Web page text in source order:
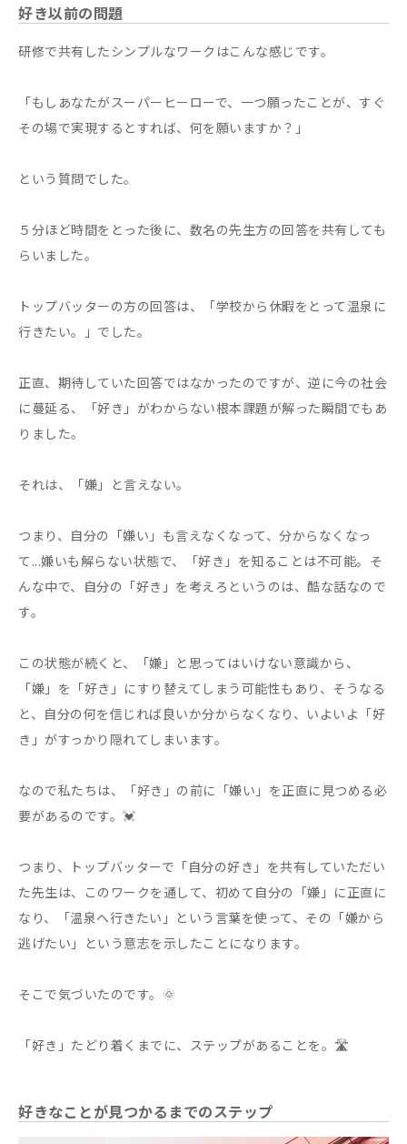
好き以前の問題
研修で共有したシンプルなワークはこんな感じです。
「もしあなたがスーパーヒーローで、一つ願ったことが、すぐ
その場で実現するとすれば、何を願いますか？」
という質問でした。
５分ほど時間をとった後に、数名の先生方の回答を共有しても
らいました。
トップバッターの方の回答は、「学校から休暇をとって温泉に
行きたい。」でした。
正直、期待していた回答ではなかったのですが、逆に今の社会
に蔓延る、「好き」がわからない根本課題が解った瞬間でもあ
りました。
それは、「嫌」と言えない。
つまり、自分の「嫌い」も言えなくなって、分からなくなっ
て...嫌いも解らない状態で、「好き」を知ることは不可能。そ
んな中で、自分の「好き」を考えろというのは、酷な話なので
す。
この状態が続くと、「嫌」と思ってはいけない意識から、
「嫌」を「好き」にすり替えてしまう可能性もあり、そうなる
と、自分の何を信じれば良いか分からなくなり、いよいよ「好
き」がすっかり隠れてしまいます。
なので私たちは、「好き」の前に「嫌い」を正直に見つめる必
要があるのです。💓
つまり、トップバッターで「自分の好き」を共有していただい
た先生は、このワークを通して、初めて自分の「嫌」に正直に
なり、「温泉へ行きたい」という言葉を使って、その「嫌から
逃げたい」という意志を示したことになります。
そこで気づいたのです。🌞
「好き」たどり着くまでに、ステップがあることを。🛣️
好きなことが見つかるまでのステップ